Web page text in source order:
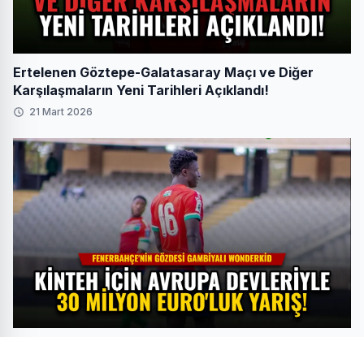
Ertelenen Göztepe-Galatasaray Maçı ve Diğer
Karşılaşmaların Yeni Tarihleri Açıklandı!
21 Mart 2026